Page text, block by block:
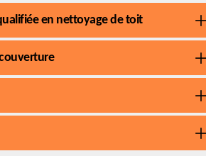
en nettoyage de toit